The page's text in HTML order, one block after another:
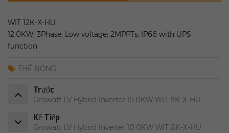
WIT 12K-X-HU
12.0KW; 3Phase; Low voltage; 2MPPTs; IP66 with UPS
function
THẺ NÓNG :
Trước
Growatt LV Hybrid Inverter 15.0KW WIT 8K-X-HU
Kế Tiếp
Growatt LV Hybrid Inverter 10.0KW WIT 8K-X-HU